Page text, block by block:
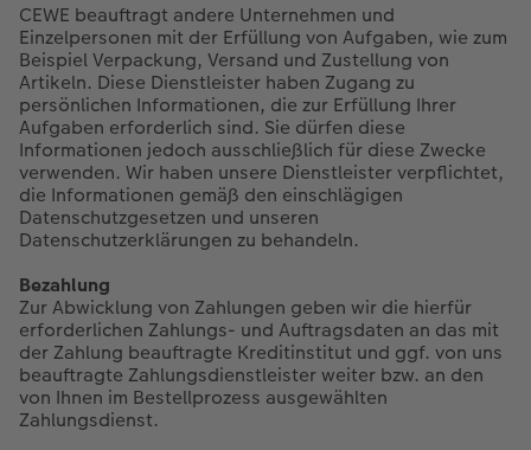
CEWE beauftragt andere Unternehmen und
Einzelpersonen mit der Erfüllung von Aufgaben, wie zum
Beispiel Verpackung, Versand und Zustellung von
Artikeln. Diese Dienstleister haben Zugang zu
persönlichen Informationen, die zur Erfüllung Ihrer
Aufgaben erforderlich sind. Sie dürfen diese
Informationen jedoch ausschließlich für diese Zwecke
verwenden. Wir haben unsere Dienstleister verpflichtet,
die Informationen gemäß den einschlägigen
Datenschutzgesetzen und unseren
Datenschutzerklärungen zu behandeln.
Bezahlung
Zur Abwicklung von Zahlungen geben wir die hierfür
erforderlichen Zahlungs- und Auftragsdaten an das mit
der Zahlung beauftragte Kreditinstitut und ggf. von uns
beauftragte Zahlungsdienstleister weiter bzw. an den
von Ihnen im Bestellprozess ausgewählten
Zahlungsdienst.